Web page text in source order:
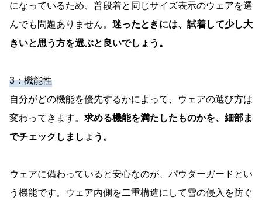
になっているため、普段着と同じサイズ表示のウェアを選
んでも問題ありません。 迷ったときには、試着して少し大
きいと思う方を選ぶと良いでしょう。
3：機能性
自分がどの機能を優先するかによって、ウェアの選び方は
変わってきます。 求める機能を満たしたものかを、細部ま
でチェックしましょう。
ウェアに備わっていると安心なのが、パウダーガードとい
う機能です。ウェア内側を二重構造にして雪の侵入を防ぐ